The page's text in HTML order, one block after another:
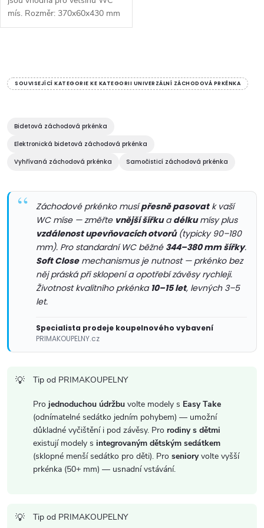
mís. Rozměr: 370x60x430 mm
• Šířka: 370 mm • Výška: 60
v
á
d
c
y
v
SOUVISEJÍCÍ KATEGORIE KE KATEGORII UNIVERZÁLNÍ ZÁCHODOVÁ PRKÉNKA
Bidetová záchodová prkénka
Elektronická bidetová záchodová prkénka
Vyhřívaná záchodová prkénka
Samočisticí záchodová prkénka
Záchodové prkénko musípřesně pasovatk vaší
WC míse — změřte vnější šířkuadélkumísy plus
vzdálenost upevňovacích otvorů(typicky 90–180
mm). Pro standardní WC běžné 344–380 mm šířky.
Soft Closemechanismus je nutnost — prkénko bez
něj práská při sklopení a opotřebí závěsy rychleji.
Životnost kvalitního prkénka10–15 let, levných 3–5
let.
Specialista prodeje koupelnového vybavení
PRIMAKOUPELNY.cz
Tip od PRIMAKOUPELNY
Pro jednoduchou údržbu volte modely s Easy Take
(odnímatelné sedátko jedním pohybem) — umožní
důkladné vyčištění i pod závěsy. Pro rodiny s dětmi
existují modely s integrovaným dětským sedátkem
(sklopné menší sedátko pro děti). Pro senioryvolte vyšší
prkénka (50+ mm) — usnadní vstávání.
Tip od PRIMAKOUPELNY